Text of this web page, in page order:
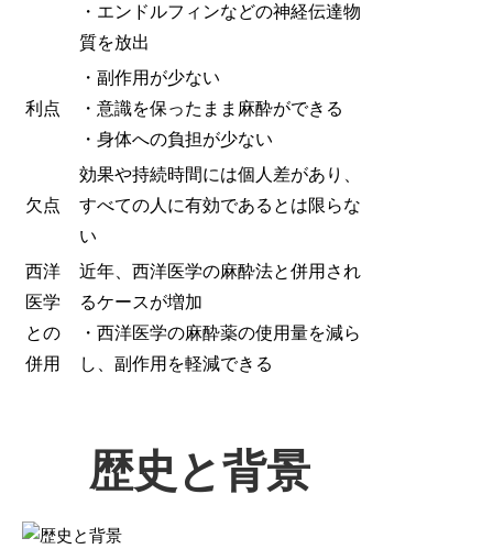
・エンドルフィンなどの神経伝達物
質を放出
利点
・副作用が少ない
・意識を保ったまま麻酔ができる
・身体への負担が少ない
欠点
効果や持続時間には個人差があり、
すべての人に有効であるとは限らな
い
西洋
医学
との
併用
近年、西洋医学の麻酔法と併用され
るケースが増加
・西洋医学の麻酔薬の使用量を減ら
し、副作用を軽減できる
歴史と背景